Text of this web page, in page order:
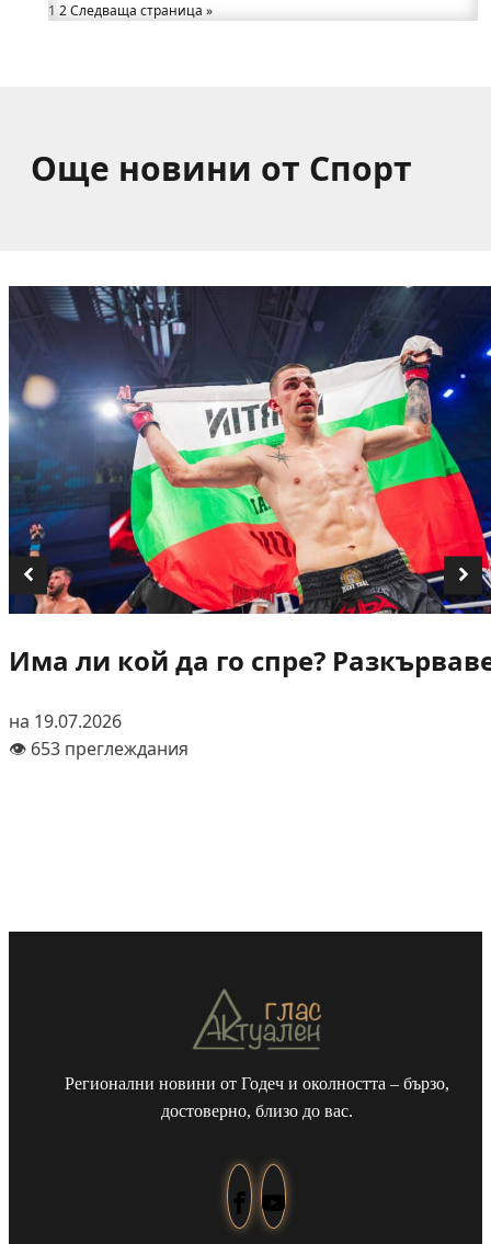
Какво накара Яна и Станимир да изберат Годеч
1 2Следваща страница »
Още новини от Спорт
Има ли кой да го спре?
на 19.07.2026
👁️ 653 преглеждания
Регионални новини от Годеч и околността – бързо,
достоверно, близо до вас.